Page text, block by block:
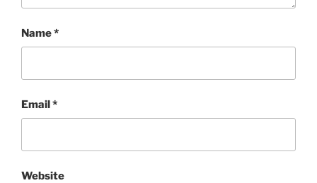
Name*
Email*
Website